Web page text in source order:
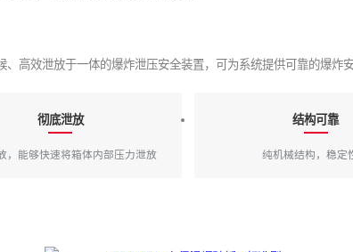
高效泄放于一体的爆炸泄压安全装置，可为系统提供可靠的爆炸安
彻底泄放
，能够快速将箱体内部压力泄放
结构可靠
纯机械结构，稳定